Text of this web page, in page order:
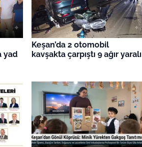
yad
Keşan’da 2 otomobil
kavşakta çarpıştı 9 ağır yaralı